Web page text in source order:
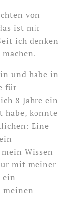
von
ist mir
ich denken
und habe in
für
8 Jahre ein
habe, konnte
Eine
Wissen
mit meiner
ein
meinen